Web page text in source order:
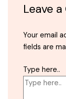
Leave
Your email
fields are
Type here..